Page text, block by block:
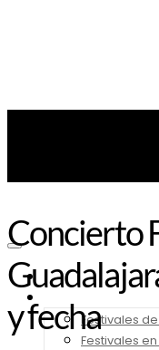
Noticias
Festivales 2026
Festivales
Festivales
Concierto
y fecha